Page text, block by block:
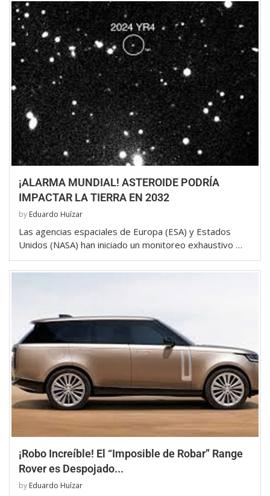
¡ALARMA MUNDIAL! ASTEROIDE PODRÍA
IMPACTAR LA TIERRA EN 2032
by Eduardo Huízar
Las agencias espaciales de Europa (ESA) y Estados
Unidos (NASA) han iniciado un monitoreo exhaustivo …
¡Robo Increíble! El “Imposible de Robar” Range
Rover es Despojado...
by Eduardo Huízar